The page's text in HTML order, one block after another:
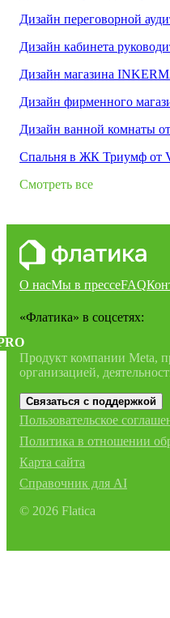
Дизайн переговорной
Дизайн кабинета
Дизайн магазина
Дизайн фирменного
Дизайн ванной комнаты
Спальня в ЖК Триумф от
Смотреть все
О насМы в прессеFAQ
«Флатика» в соцсетях:
Продукт компании Meta,
организацией,
Связаться с поддержкой
Пользовательское
Политика в отношении
Карта сайта
Справочник для AI
© 2026 Flatica